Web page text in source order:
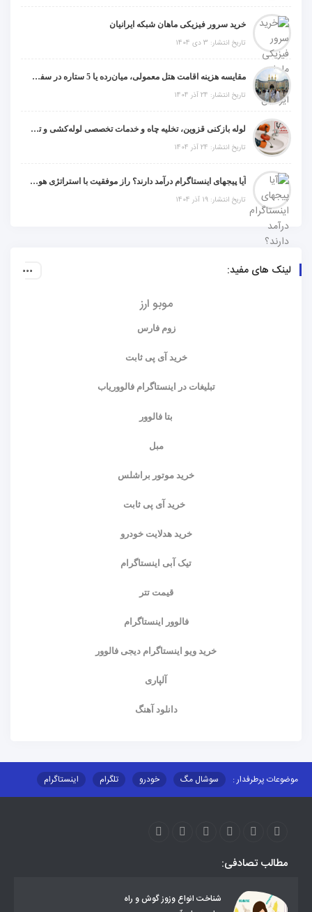
خرید سرور فیزیکی ماهان شبکه ایرانیان
تاریخ انتشار: 3 دی 1404
مقایسه هزینه اقامت هتل معمولی، میان‌رده یا 5 ستاره در سفر زیارتی عراق
تاریخ انتشار: 24 آذر 1404
لوله بازکنی قزوین، تخلیه چاه و خدمات تخصصی لوله‌کشی و تشخیص ترکیدگی
تاریخ انتشار: 24 آذر 1404
آیا پیجهای اینستاگرام درآمد دارند؟ راز موفقیت با استراتژی هوشمندانه
تاریخ انتشار: 19 آذر 1404
لینک های مفید:
موبو ارز
زوم فارس
خرید آی پی ثابت
تبلیغات در اینستاگرام فالووریاب
بتا فالوور
مبل
خرید موتور براشلس
خرید آی پی ثابت
خرید هدلایت خودرو
تیک آبی اینستاگرام
قیمت تتر
فالوور اینستاگرام
خرید ویو اینستاگرام دیجی فالوور
آلپاری
دانلود آهنگ
موضوعات پرطرفدار : سوشال مگ خودرو تلگرام
اینستاگرام
مطالب تصادفی:
شناخت انواع وزوز گوش و راه